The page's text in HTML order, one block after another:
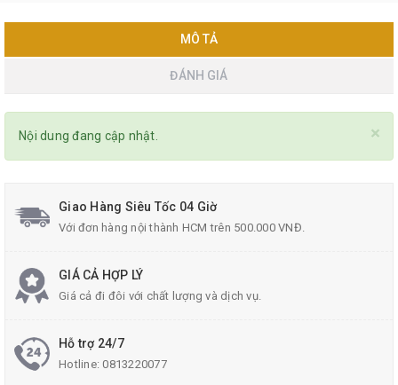
MÔ TẢ
ĐÁNH GIÁ
×
Nội dung đang cập nhật.
Giao Hàng Siêu Tốc 04 Giờ
Với đơn hàng nội thành HCM trên 500.000 VNĐ.
GIÁ CẢ HỢP LÝ
Giá cả đi đôi với chất lượng và dịch vụ.
Hỗ trợ 24/7
Hotline:0813220077